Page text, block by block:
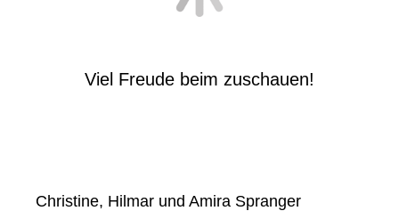
Viel Freude beim zuschauen!
Christine, Hilmar und Amira Spranger